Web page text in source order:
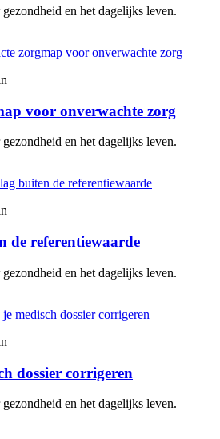
en het dagelijks leven.
voor onverwachte zorg
en het dagelijks leven.
de referentiewaarde
en het dagelijks leven.
dossier corrigeren
en het dagelijks leven.